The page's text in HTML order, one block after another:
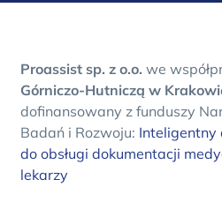
Proassist sp. z o.o. we
Górniczo-Hutniczą w
dofinansowany z funduszy
Badań i Rozwoju: Inteligentny
do obsługi dokumentacji
lekarzy